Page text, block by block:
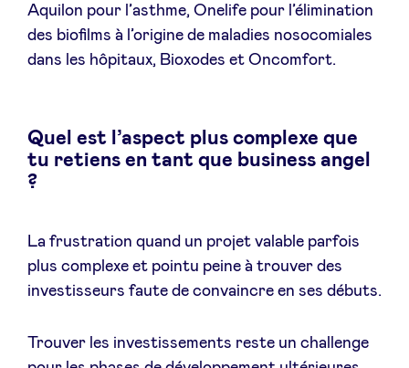
Aquilon pour l’asthme, Onelife pour l’élimination
des biofilms à l’origine de maladies nosocomiales
dans les hôpitaux, Bioxodes et Oncomfort.
Quel est l’aspect plus complexe que
tu retiens en tant que business angel
?
La frustration quand un projet valable parfois
plus complexe et pointu peine à trouver des
investisseurs faute de convaincre en ses débuts.
Trouver les investissements reste un challenge